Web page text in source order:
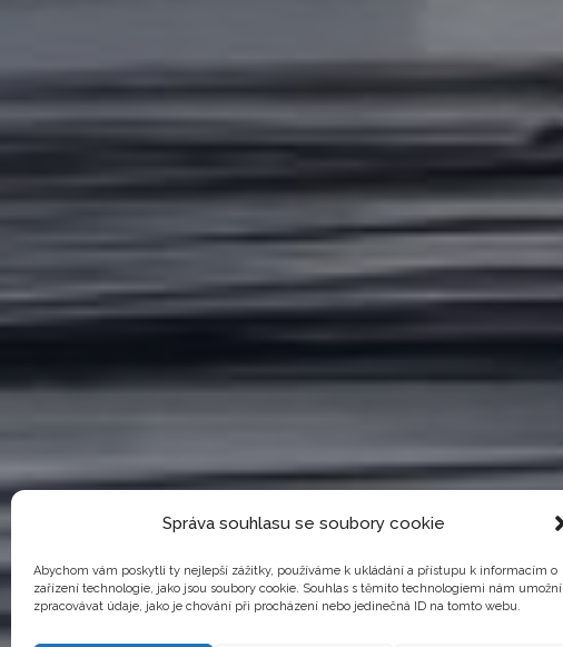
Správa souhlasu se soubory cookie
Abychom vám poskytli ty nejlepší zážitky, používáme k ukládání a přístupu k informacím o
zařízení technologie, jako jsou soubory cookie. Souhlas s těmito technologiemi nám umožní
zpracovávat údaje, jako je chování při procházení nebo jedinečná ID na tomto webu.